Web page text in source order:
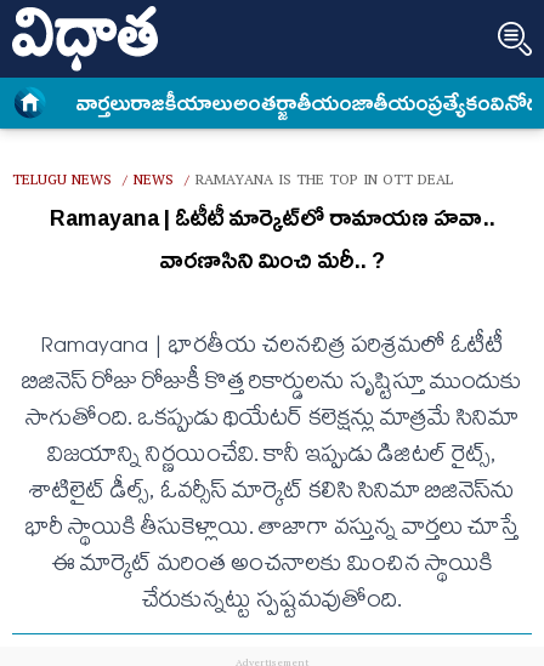
వార్త‌లురాజకీయాలుఅంత‌ర్జాతీయంజాతీయంప్రత్యేకం
TELUGU NEWS / NEWS / RAMAYANA IS THE TOP IN OTT DEAL
Ramayana | ఓటీటీ మార్కెట్‌లో రామాయ‌ణ హ‌వా..
వార‌ణాసిని మించి మరీ.. ?
Ramayana | భారతీయ చలనచిత్ర పరిశ్రమలో ఓటీటీ
బిజినెస్ రోజు రోజుకీ కొత్త రికార్డులను సృష్టిస్తూ ముందుకు
సాగుతోంది. ఒకప్పుడు థియేటర్ కలెక్షన్లు మాత్రమే సినిమా
విజయాన్ని నిర్ణయించేవి. కానీ ఇప్పుడు డిజిటల్ రైట్స్,
శాటిలైట్ డీల్స్, ఓవర్సీస్ మార్కెట్ కలిసి సినిమా బిజినెస్‌ను
భారీ స్థాయికి తీసుకెళ్లాయి. తాజాగా వస్తున్న వార్తలు చూస్తే
ఈ మార్కెట్ మరింత అంచనాలకు మించిన స్థాయికి
చేరుకున్నట్టు స్పష్టమవుతోంది.